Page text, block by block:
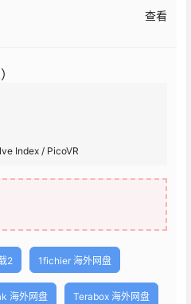
查看
Index / PicoVR
2 1fichier 海外网盘
海外网盘 Terabox 海外网盘